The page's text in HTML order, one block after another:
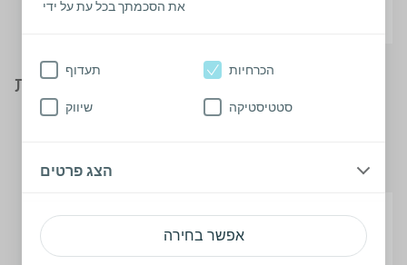
את הסכמתך בכל עת על ידי
אפשר בחירה
הכרחיות תעדוף
סטטיסטיקה שיווק
הצג פרטים
לאטימה
פסטה סטריפ ממלא את
הקפלים העמוקים והצלקות
ובכך מאפשר הצמדה
פסטה סטריפ
לאטימה